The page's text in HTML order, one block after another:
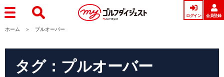
ログイン 会員登録
ホーム プルオーバー
タグ：プルオーバー